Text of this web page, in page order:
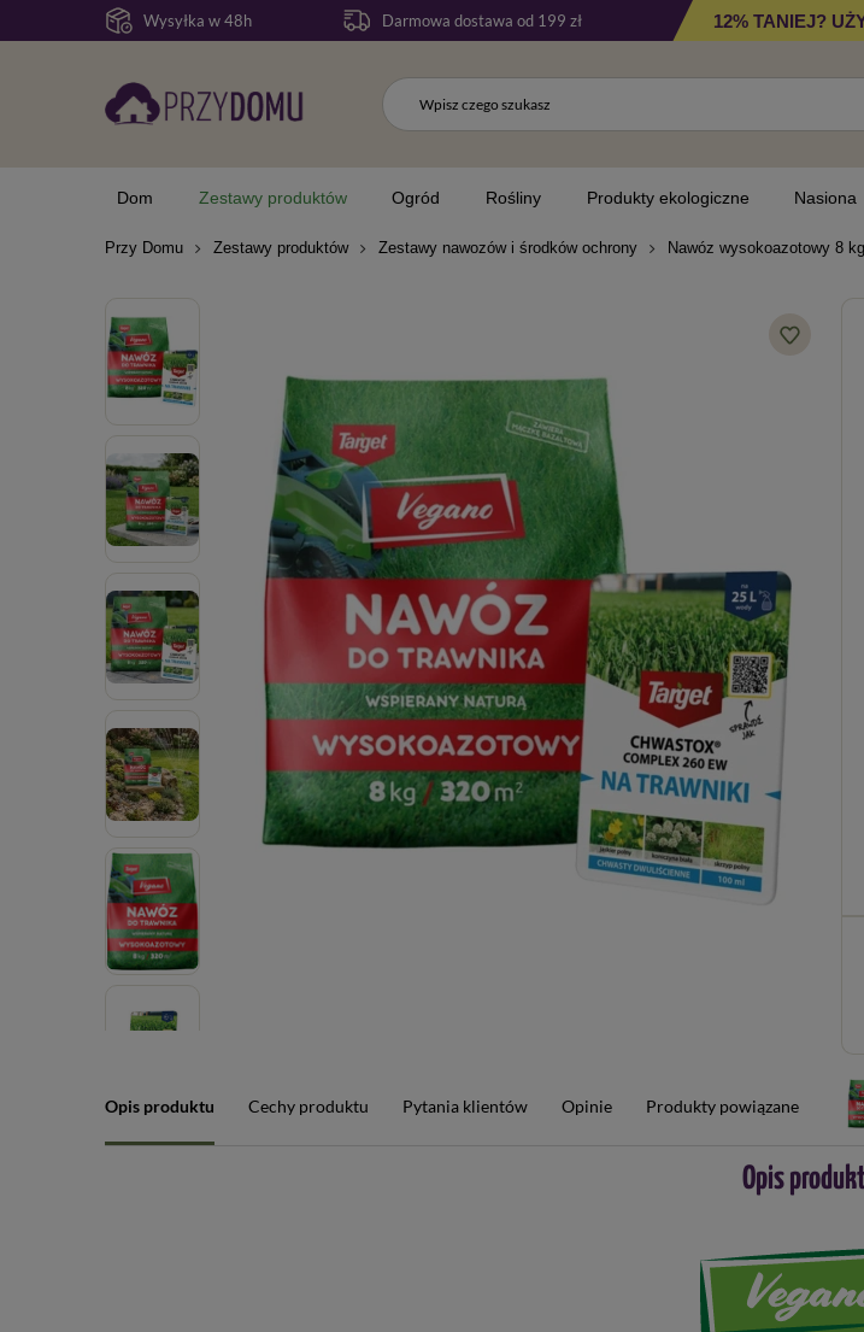
Wysyłka w 48h Darmowa dostawa od 199 zł 12% TANIEJ?
Dom Zestawy produktów Ogród Rośliny Produkty ekologiczne Nasiona
Przy Domu Zestawy produktów Zestawy nawozów i środków ochrony Nawóz wysokoazotowy 8
Opis produktu Cechy produktu Pytania klientów Opinie Produkty powiązane
Opis